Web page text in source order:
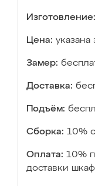
Изготовление:
Цена:
Замер:
Доставка:
Подъём:
Сборка: 10%
Оплата: 10%
доставки